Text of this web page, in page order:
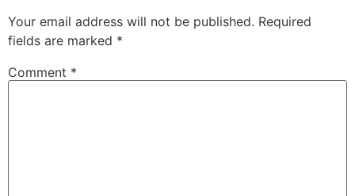
Your email address will not be published. Required
fields are marked *
Comment *